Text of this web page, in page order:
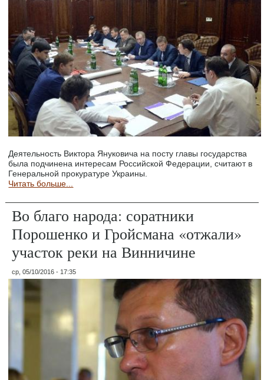
Деятельность Виктора Януковича на посту главы государства
была подчинена интересам Российской Федерации, считают в
Генеральной прокуратуре Украины.
Читать больше...
Во благо народа: соратники
Порошенко и Гройсмана «отжали»
участок реки на Винничине
ср, 05/10/2016 - 17:35